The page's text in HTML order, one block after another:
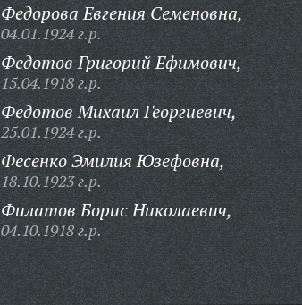
Федорова Евгения Семеновна,
04.01.1924 г.р.
Федотов Григорий Ефимович,
15.04.1918 г.р.
Федотов Михаил Георгиевич,
25.01.1924 г.р.
Фесенко Эмилия Юзефовна,
18.10.1923 г.р.
Филатов Борис Николаевич,
04.10.1918 г.р.